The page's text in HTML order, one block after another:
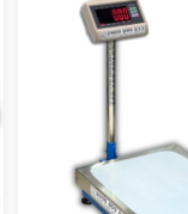
cân tận nơi